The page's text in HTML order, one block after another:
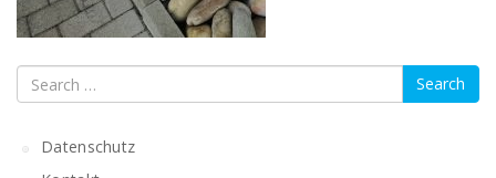
Search
Datenschutz